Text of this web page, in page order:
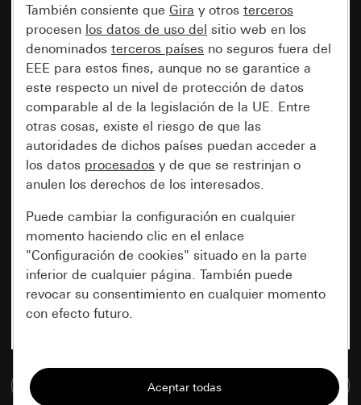
Ir a la base de datos de medios
También consiente que Gira y otros terceros
procesen los datos de uso del sitio web en los
denominados terceros países no seguros fuera del
EEE para estos fines, aunque no se garantice a
este respecto un nivel de protección de datos
comparable al de la legislación de la UE. Entre
otras cosas, existe el riesgo de que las
autoridades de dichos países puedan acceder a
los datos procesados y de que se restrinjan o
anulen los derechos de los interesados.
Puede cambiar la configuración en cualquier
momento haciendo clic en el enlace
"Configuración de cookies" situado en la parte
inferior de cualquier página. También puede
revocar su consentimiento en cualquier momento
con efecto futuro.
Todas las cookies que necesitamos para